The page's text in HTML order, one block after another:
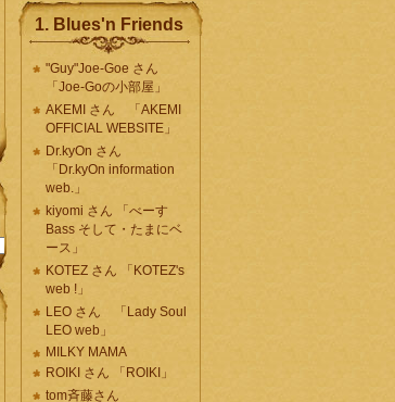
1. Blues'n Friends
"Guy"Joe-Goe さん
「Joe-Goの小部屋」
AKEMI さん 「AKEMI
OFFICIAL WEBSITE」
Dr.kyOn さん
「Dr.kyOn information
web.」
kiyomi さん 「べーす
Bass そして・たまにベ
ース」
KOTEZ さん 「KOTEZ's
web !」
LEO さん 「Lady Soul
LEO web」
MILKY MAMA
ROIKI さん 「ROIKI」
tom斉藤さん